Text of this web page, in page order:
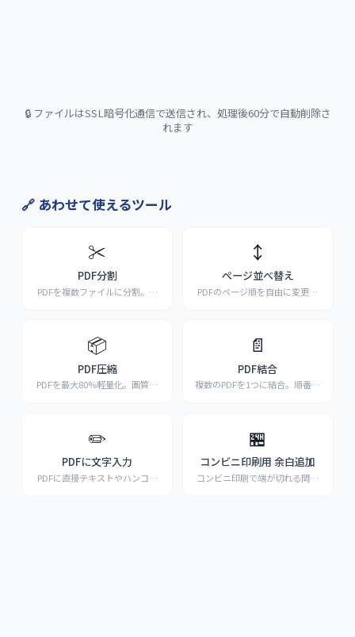
🔒 ファイルはSSL暗号化通信で送信され、処理後60分で自動削除さ
れます
🔗 あわせて使えるツール
✂️
PDF分割
PDFを複数ファイルに分割。ペ
↕️
ページ並べ替え
PDFのページ順を自由に変更。
📦
PDF圧縮
PDFを最大80%軽量化。画質そ
📄
PDF結合
複数のPDFを1つに結合。順番入
✏️
PDFに文字入力
PDFに直接テキストやハンコを
🏪
コンビニ印刷用 余白追加
コンビニ印刷で端が切れる問題